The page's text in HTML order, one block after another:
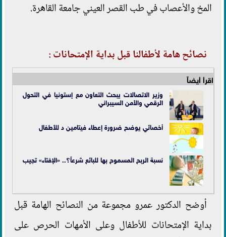
المخ والأعصاب في طب القصر العيني جامعة القاهرة.
نصائح هامة لأطفالنا قبل بداية الإمتحانات :
اقرأ أيضاً
وزير الاتصالات يبحث التعاون مع إستونيا في التحول
الرقمي والأمن السيبراني
أخصائي يوضح ضرورة إعطاء فيتامين د للأطفال
نسبة الربح المسموح بها للبائع شرعاً؟.. «الإفتاء» تجيب
أوضح الدكتور عمرو مجموعة من النصائح الهامة قبل
بداية الإمتحانات للأطفال وعلى الأمهات الحرص على